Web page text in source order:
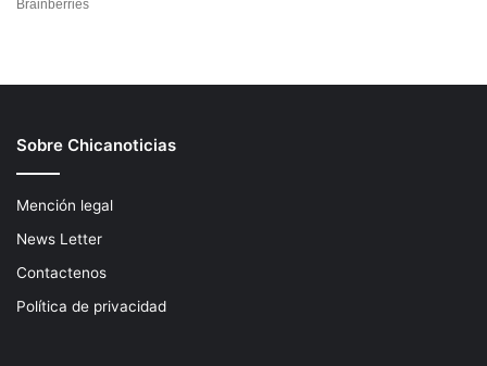
Sobre Chicanoticias
Mención legal
News Letter
Contactenos
Política de privacidad